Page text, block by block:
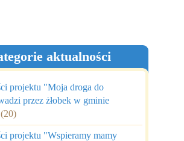
aktualności
projektu "Moja droga do
przez żłobek w gminie
(20)
projektu "Wspieramy mamy